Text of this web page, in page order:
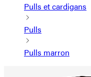
Pulls et cardigans
Pulls
Pulls marron